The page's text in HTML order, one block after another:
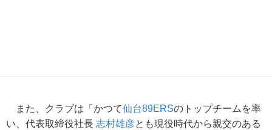
また、クラブは「かつて仙台89ERSのトップチームを率
い、代表取締役社長 志村雄彦とも現役時代から親交のある